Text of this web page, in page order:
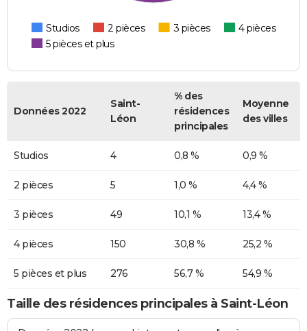
Studios 2 pièces 3 pièces
4 pièces
5 pièces et plus
Données 2022
Saint-
Léon
% des
résidences
principales
Moyenne
des villes
Studios 4 0,8 % 0,9 %
2 pièces 5 1,0 % 4,4 %
3 pièces 49 10,1 % 13,4 %
4 pièces 150 30,8 % 25,2 %
5 pièces et plus 276 56,7 % 54,9 %
Taille des résidences principales à Saint-Léon